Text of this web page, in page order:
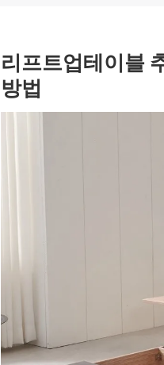
리프트업테이블
방법